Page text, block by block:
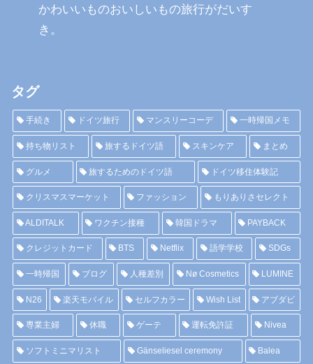
かわいいものおいしいもの旅行がだいす
き。
タグ
手続き ドイツ旅行 マンスリーコーデ 一時帰国メモ
持ち物リスト 旅するドイツ語 スキンケア まとめ
グルメ 旅するためのドイツ語 ドイツ移住体験記
クリスマスマーケット ファッション もりありさセレクト
ALDITALK ワクチン接種 韓国ドラマ PAYBACK
クレジットカード BTS Netflix 語学学校 SDGs
一時帰国 ブログ 人種差別 Nø Cosmetics LUMINE
N26 楽天モバイル セルフカラー Wish List アブダビ
専業主婦 休職 ゲーテ 運転免許証 Nivea
ソフトミニマリスト Gänseliesel ceremony Balea